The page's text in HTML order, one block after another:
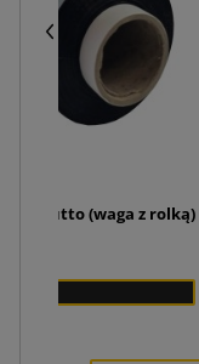
brutto (waga z rolką)